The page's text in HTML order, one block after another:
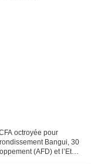
octroyée pour
Bangui, 30
(AFD) et l’Etat